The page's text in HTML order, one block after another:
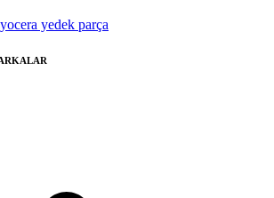
yedek parça